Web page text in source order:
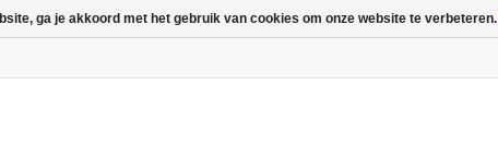
ga je akkoord met het gebruik van cookies om onze website te verbeteren.